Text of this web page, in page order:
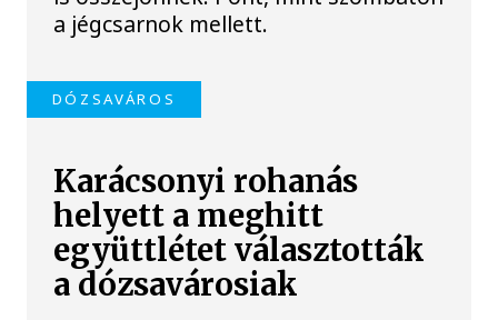
a jégcsarnok mellett.
DÓZSAVÁROS
Karácsonyi rohanás
helyett a meghitt
együttlétet választották
a dózsavárosiak